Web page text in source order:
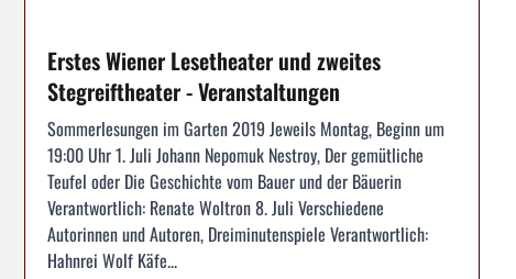
Erstes Wiener Lesetheater und zweites
Stegreiftheater - Veranstaltungen
Sommerlesungen im Garten 2019 Jeweils Montag, Beginn um
19:00 Uhr 1. Juli Johann Nepomuk Nestroy, Der gemütliche
Teufel oder Die Geschichte vom Bauer und der Bäuerin
Verantwortlich: Renate Woltron 8. Juli Verschiedene
Autorinnen und Autoren, Dreiminutenspiele Verantwortlich:
Hahnrei Wolf Käfe...